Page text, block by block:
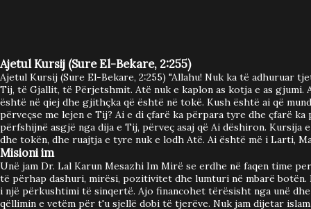
shpresa rritet dhe besimi bëhet më i fortë. Pse Ajetul Kursi
është ajeti më madhështor? Një ditë, i Dërguari i Allahut ﷺ
e pyeti Ubej ibn Ka'bin (Allahu qoftë i kënaqur me të): "Cili
është ajeti më i madh në Librin e Allahut?" Ai u përgjigj:
"Allahu dhe i ...
Ajetul Kursij (Sure El-Bekare, 2:255)
Ajetul Kursij (Sure El-Bekare, 2:255) "Allahu! Nuk ka të adhuruar
Tij, të Gjallit, të Përjetshmit. Atë nuk e kaplon as kotja e as
është në qiej dhe gjithçka që është në tokë. Kush është ai që
përveçse me lejen e Tij? Ai e di çfarë ka përpara tyre dhe çfarë ka
përfshijnë asgjë nga dija e Tij, përveç asaj që Ai dëshiron.
dhe tokën, dhe ruajtja e tyre nuk e lodh Atë. Ai është më i Larti,
Misioni im
Unë jam Dr. Lal Karun Mesazhi Im Mirë se erdhe në faqen time
të përhap dashuri, mirësi, pozitivitet dhe lumturi në mbarë
i një përkushtimi të sinqertë. Ajo financohet tërësisht nga unë
qëllimin e vetëm për t'u sjellë dobi të tjerëve. Nuk jam dijetar